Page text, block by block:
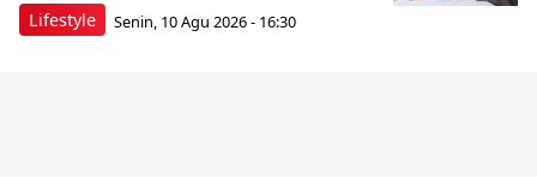
Lifestyle Senin, 10 Agu 2026 - 16:30